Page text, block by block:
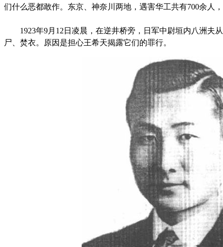
们什么恶都敢作。东京、神奈川两地，遇害华工共有700余人
1923年9月12日凌晨，在逆井桥旁，日军中尉垣内八洲夫
尸、焚衣。原因是担心王希天揭露它们的罪行。